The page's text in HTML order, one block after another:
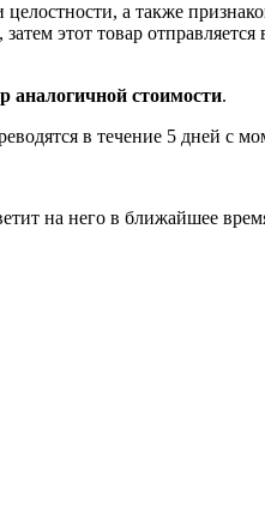
а также
этот товар
аналогичной стоимости.
в течение 5 дней с
на него в ближайшее